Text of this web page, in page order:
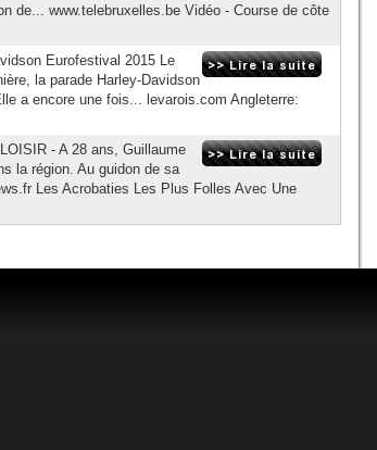
de... www.telebruxelles.be Vidéo - Course de côte
Eurofestival 2015 Le
la parade Harley-Davidson
a encore une fois... levarois.com Angleterre:
- A 28 ans, Guillaume
la région. Au guidon de sa
Les Acrobaties Les Plus Folles Avec Une